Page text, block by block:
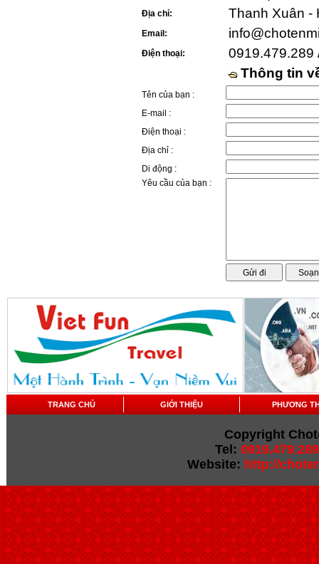
Địa chỉ: Thanh Xuân -
Email:
Điện thoại:
0919.479.289
Thông tin
Tên của bạn :
E-mail :
Điện thoại :
Địa chỉ :
Di động :
Yêu cầu của bạn :
TRANG CHỦ GIỚI THIỆU PHƯƠNG
Copyright
Tel: 0919.479.289
Website: http://